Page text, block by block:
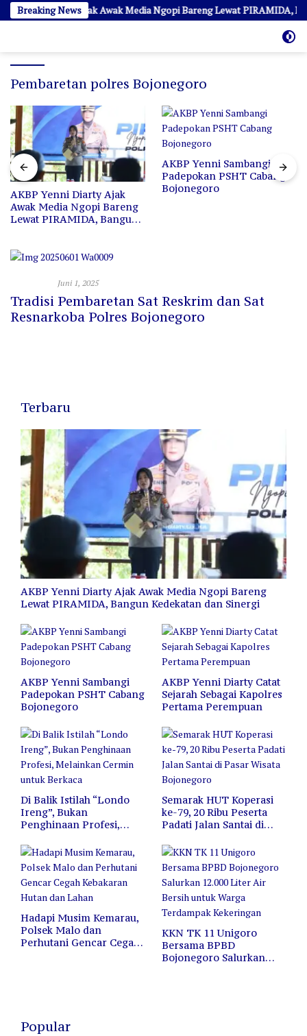
Langsung
ke
Breaking News
Yenni Diarty Ajak Awak Media Ngopi Bareng Lewat PIRAMIDA,
Pembaretan polres Bojonegoro
AKBP Yenni Diarty Ajak
Awak Media Ngopi Bareng
Lewat PIRAMIDA, Bangun
AKBP Yenni Sambangi
Padepokan PSHT Cabang
Bojonegoro
Juni 1, 2025
Tradisi Pembaretan Sat Reskrim dan Sat
Resnarkoba Polres Bojonegoro
Terbaru
AKBP Yenni Diarty Ajak Awak Media Ngopi Bareng
Lewat PIRAMIDA, Bangun Kedekatan dan Sinergi
AKBP Yenni Sambangi
Padepokan PSHT Cabang
Bojonegoro
AKBP Yenni Diarty Catat
Sejarah Sebagai Kapolres
Pertama Perempuan
Di Balik Istilah “Londo
Ireng”, Bukan
Penghinaan Profesi,
Berkaca
Semarak HUT Koperasi
ke-79, 20 Ribu Peserta
Padati Jalan Santai di
Hadapi Musim Kemarau,
Polsek Malo dan
Perhutani Gencar Cegah
KKN TK 11 Unigoro
Bersama BPBD
Bojonegoro Salurkan
Popular